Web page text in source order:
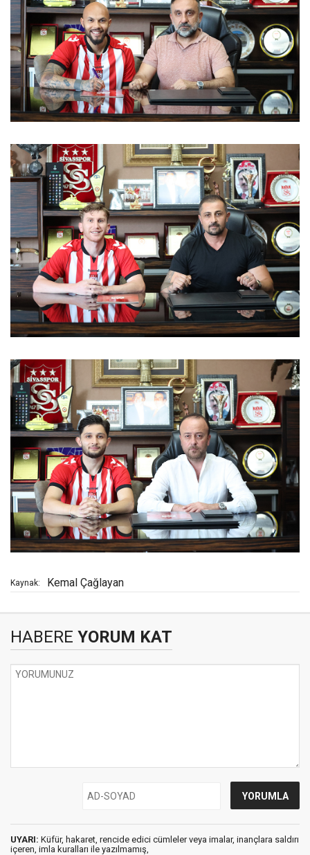
Kaynak: Kemal Çağlayan
HABERE YORUM KAT
UYARI: Küfür, hakaret, rencide edici cümleler veya imalar, inançlara saldırı
içeren, imla kuralları ile yazılmamış,